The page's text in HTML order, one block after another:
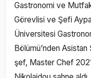
Gastronomi ve
Görevlisi ve Şefi
Üniversitesi
Bölümü’nden
şef, Master Chef